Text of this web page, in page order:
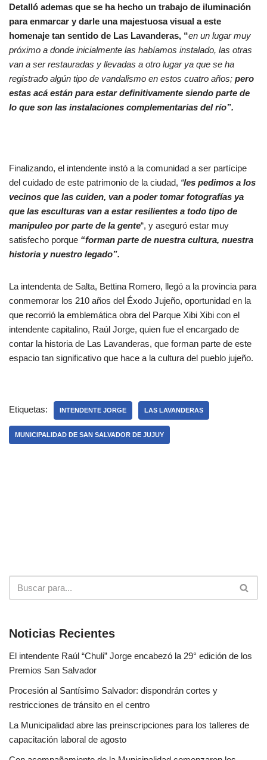
Detalló ademas que se ha hecho un trabajo de iluminación
para enmarcar y darle una majestuosa visual a este
homenaje tan sentido de Las Lavanderas, “en un lugar muy
próximo a donde inicialmente las habíamos instalado, las otras
van a ser restauradas y llevadas a otro lugar ya que se ha
registrado algún tipo de vandalismo en estos cuatro años; pero
estas acá están para estar definitivamente siendo parte de
lo que son las instalaciones complementarias del río”.
Finalizando, el intendente instó a la comunidad a ser partícipe
del cuidado de este patrimonio de la ciudad, “les pedimos a los
vecinos que las cuiden, van a poder tomar fotografías ya
que las esculturas van a estar resilientes a todo tipo de
manipuleo por parte de la gente“, y aseguró estar muy
satisfecho porque “forman parte de nuestra cultura, nuestra
historia y nuestro legado”.
La intendenta de Salta, Bettina Romero, llegó a la provincia para
conmemorar los 210 años del Éxodo Jujeño, oportunidad en la
que recorrió la emblemática obra del Parque Xibi Xibi con el
intendente capitalino, Raúl Jorge, quien fue el encargado de
contar la historia de Las Lavanderas, que forman parte de este
espacio tan significativo que hace a la cultura del pueblo jujeño.
Etiquetas: INTENDENTE JORGE LAS LAVANDERAS
MUNICIPALIDAD DE SAN SALVADOR DE JUJUY
Noticias Recientes
El intendente Raúl “Chuli” Jorge encabezó la 29° edición de los
Premios San Salvador
Procesión al Santísimo Salvador: dispondrán cortes y
restricciones de tránsito en el centro
La Municipalidad abre las preinscripciones para los talleres de
capacitación laboral de agosto